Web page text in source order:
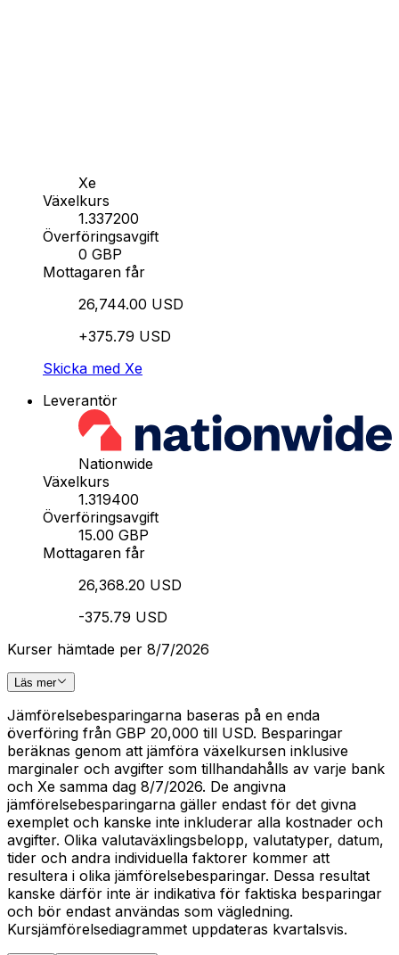
Xe
Växelkurs
1.337200
Överföringsavgift
0 GBP
Mottagaren får
26,744.00 USD
+375.79 USD
Skicka med Xe
Leverantör
Nationwide
Växelkurs
1.319400
Överföringsavgift
15.00 GBP
Mottagaren får
26,368.20 USD
-375.79 USD
Kurser hämtade per 8/7/2026
Läs mer
Jämförelsebesparingarna baseras på en enda
överföring från GBP 20,000 till USD. Besparingar
beräknas genom att jämföra växelkursen inklusive
marginaler och avgifter som tillhandahålls av varje bank
och Xe samma dag 8/7/2026. De angivna
jämförelsebesparingarna gäller endast för det givna
exemplet och kanske inte inkluderar alla kostnader och
avgifter. Olika valutaväxlingsbelopp, valutatyper, datum,
tider och andra individuella faktorer kommer att
resultera i olika jämförelsebesparingar. Dessa resultat
kanske därför inte är indikativa för faktiska besparingar
och bör endast användas som vägledning.
Kursjämförelsediagrammet uppdateras kvartalsvis.